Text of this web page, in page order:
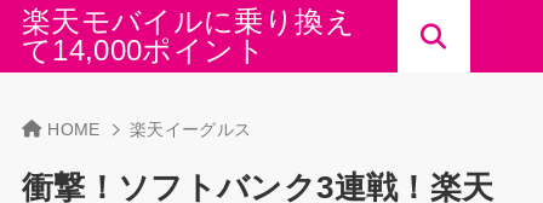
楽天モバイルに乗り換え
て14,000ポイント
HOME 楽天イーグルス
衝撃！ソフトバンク3連戦！楽天